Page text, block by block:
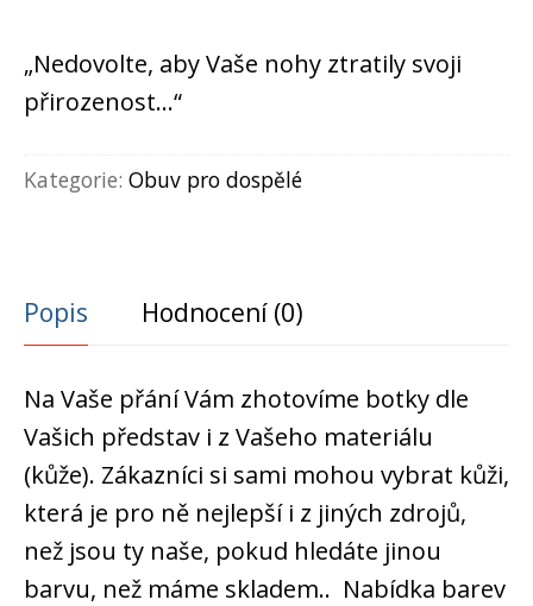
„Nedovolte, aby Vaše nohy ztratily svoji
přirozenost…“
Kategorie: Obuv pro dospělé
Popis Hodnocení (0)
Na Vaše přání Vám zhotovíme botky dle
Vašich představ i z Vašeho materiálu
(kůže). Zákazníci si sami mohou vybrat kůži,
která je pro ně nejlepší i z jiných zdrojů,
než jsou ty naše, pokud hledáte jinou
barvu, než máme skladem.. Nabídka barev